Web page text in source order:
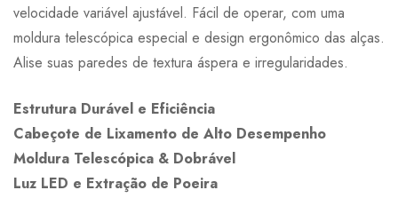
velocidade variável ajustável. Fácil de operar, com uma
moldura telescópica especial e design ergonômico das alças.
Alise suas paredes de textura áspera e irregularidades.
Estrutura Durável e Eficiência
Cabeçote de Lixamento de Alto Desempenho
Moldura Telescópica & Dobrável
Luz LED e Extração de Poeira